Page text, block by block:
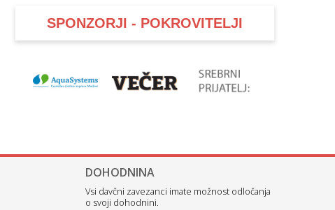
SPONZORJI - POKROVITELJI
DOHODNINA
Vsi davčni zavezanci imate možnost odločanja
o svoji dohodnini.